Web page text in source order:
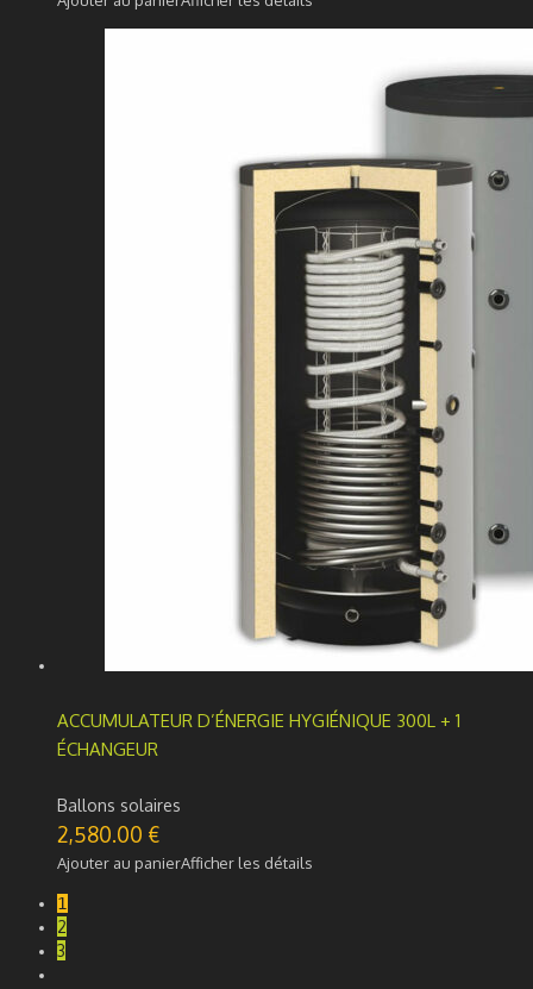
ACCUMULATEUR D’ÉNERGIE HYGIÉNIQUE 300L + 1
ÉCHANGEUR
Ballons solaires
2,580.00 €
Ajouter au panierAfficher les détails
1
2
3